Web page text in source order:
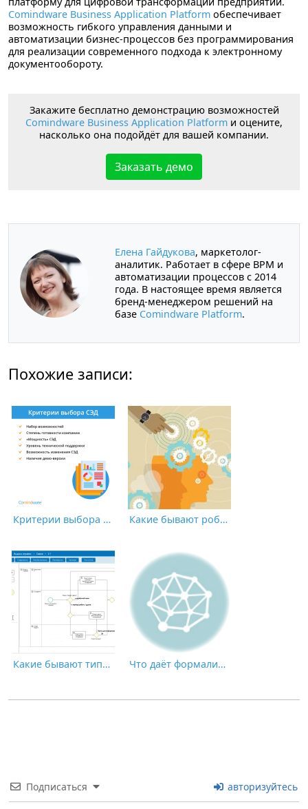
Comindware Business Application Platform обеспечивает
возможность гибкого управления данными и
автоматизации бизнес-процессов без программирования
для реализации современного подхода к электронному
документообороту.
Закажите бесплатно демонстрацию возможностей
Comindware Business Application Platform и оцените,
насколько она подойдёт для вашей компании.
Заказать демо
Елена Гайдукова, маркетолог-
аналитик. Работает в сфере BPM и
автоматизации процессов с 2014
года. В настоящее время является
бренд-менеджером решений на
базе Comindware Platform.
Похожие записи:
Критерии выбора СЭД для компании Какие бывают роботы RPA?
Какие бывают типы документов? Что даёт формализация бизнес-процессов
Подписаться авторизуйтесь